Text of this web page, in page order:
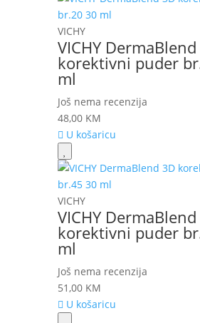
VICHY
VICHY
korektivni puder
ml
Još nema recenzija
48,00 KM
U košaricu
VICHY
VICHY
korektivni puder
ml
Još nema recenzija
51,00 KM
U košaricu